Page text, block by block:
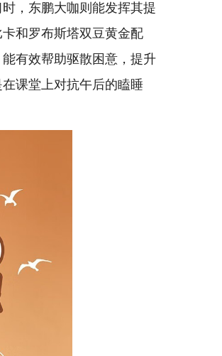
，东鹏大咖则能发挥其提
和罗布斯塔双豆黄金配
有效帮助驱散困意，提升
课堂上对抗午后的瞌睡